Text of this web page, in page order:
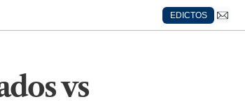
EDICTOS
vs